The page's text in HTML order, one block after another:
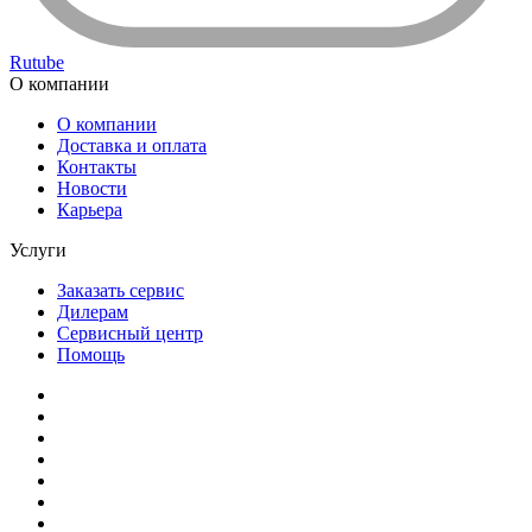
Rutube
О компании
О компании
Доставка и оплата
Контакты
Новости
Карьера
Услуги
Заказать сервис
Дилерам
Сервисный центр
Помощь